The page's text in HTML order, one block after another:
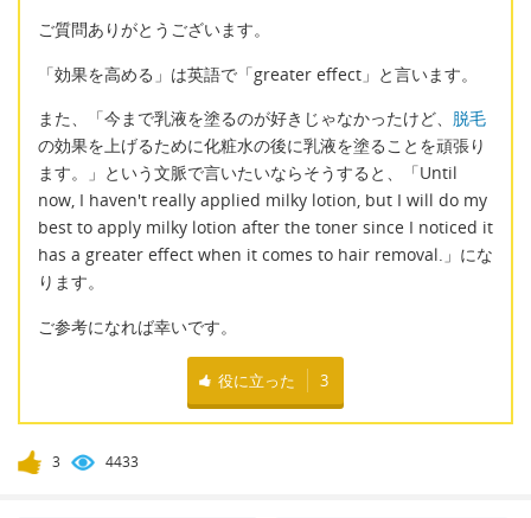
ご質問ありがとうございます。
「効果を高める」は英語で「greater effect」と言います。
また、「今まで乳液を塗るのが好きじゃなかったけど、 脱毛
の効果を上げるために化粧水の後に乳液を塗ることを頑張り
ます。」という文脈で言いたいならそうすると、「Until
now, I haven't really applied milky lotion, but I will do my
best to apply milky lotion after the toner since I noticed it
has a greater effect when it comes to hair removal.」にな
ります。
ご参考になれば幸いです。
役に立った 3
3 4433